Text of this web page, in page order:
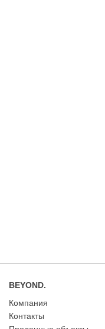
BEYOND.
Компания
Контакты